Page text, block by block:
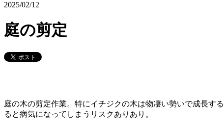
2025/02/12
庭の剪定
庭の木の剪定作業。特にイチジクの木は物凄い勢いで成長す
ると病気になってしまうリスクありあり。